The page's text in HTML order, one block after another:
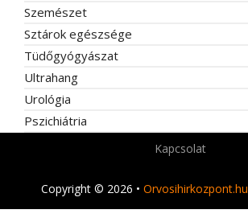
Szemészet
Sztárok egészsége
Tüdőgyógyászat
Ultrahang
Urológia
Pszichiátria
Kapcsolat
Copyright © 2026 • Orvosihirkozpont.hu